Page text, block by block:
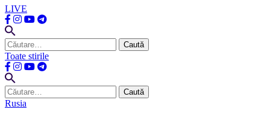
LIVE
Caută
după:
Toate stirile
Caută
după:
Rusia